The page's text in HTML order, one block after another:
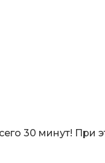
30 минут! При